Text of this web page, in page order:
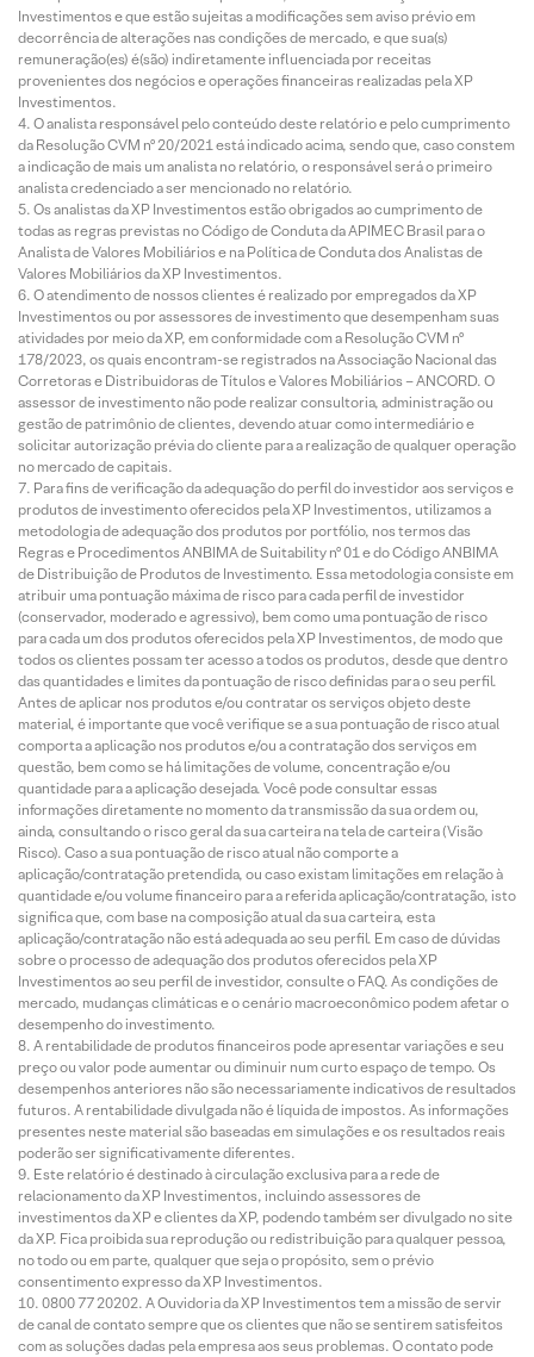
Investimentos e que estão sujeitas a modificações sem aviso prévio em
decorrência de alterações nas condições de mercado, e que sua(s)
remuneração(es) é(são) indiretamente influenciada por receitas
provenientes dos negócios e operações financeiras realizadas pela XP
Investimentos.
O analista responsável pelo conteúdo deste relatório e pelo cumprimento
da Resolução CVM nº 20/2021 está indicado acima, sendo que, caso constem
a indicação de mais um analista no relatório, o responsável será o primeiro
analista credenciado a ser mencionado no relatório.
Os analistas da XP Investimentos estão obrigados ao cumprimento de
todas as regras previstas no Código de Conduta da APIMEC Brasil para o
Analista de Valores Mobiliários e na Política de Conduta dos Analistas de
Valores Mobiliários da XP Investimentos.
O atendimento de nossos clientes é realizado por empregados da XP
Investimentos ou por assessores de investimento que desempenham suas
atividades por meio da XP, em conformidade com a Resolução CVM nº
178/2023, os quais encontram-se registrados na Associação Nacional das
Corretoras e Distribuidoras de Títulos e Valores Mobiliários – ANCORD. O
assessor de investimento não pode realizar consultoria, administração ou
gestão de patrimônio de clientes, devendo atuar como intermediário e
solicitar autorização prévia do cliente para a realização de qualquer operação
no mercado de capitais.
Para fins de verificação da adequação do perfil do investidor aos serviços e
produtos de investimento oferecidos pela XP Investimentos, utilizamos a
metodologia de adequação dos produtos por portfólio, nos termos das
Regras e Procedimentos ANBIMA de Suitability nº 01 e do Código ANBIMA
de Distribuição de Produtos de Investimento. Essa metodologia consiste em
atribuir uma pontuação máxima de risco para cada perfil de investidor
(conservador, moderado e agressivo), bem como uma pontuação de risco
para cada um dos produtos oferecidos pela XP Investimentos, de modo que
todos os clientes possam ter acesso a todos os produtos, desde que dentro
das quantidades e limites da pontuação de risco definidas para o seu perfil.
Antes de aplicar nos produtos e/ou contratar os serviços objeto deste
material, é importante que você verifique se a sua pontuação de risco atual
comporta a aplicação nos produtos e/ou a contratação dos serviços em
questão, bem como se há limitações de volume, concentração e/ou
quantidade para a aplicação desejada. Você pode consultar essas
informações diretamente no momento da transmissão da sua ordem ou,
ainda, consultando o risco geral da sua carteira na tela de carteira (Visão
Risco). Caso a sua pontuação de risco atual não comporte a
aplicação/contratação pretendida, ou caso existam limitações em relação à
quantidade e/ou volume financeiro para a referida aplicação/contratação, isto
significa que, com base na composição atual da sua carteira, esta
aplicação/contratação não está adequada ao seu perfil. Em caso de dúvidas
sobre o processo de adequação dos produtos oferecidos pela XP
Investimentos ao seu perfil de investidor, consulte o FAQ. As condições de
mercado, mudanças climáticas e o cenário macroeconômico podem afetar o
desempenho do investimento.
A rentabilidade de produtos financeiros pode apresentar variações e seu
preço ou valor pode aumentar ou diminuir num curto espaço de tempo. Os
desempenhos anteriores não são necessariamente indicativos de resultados
futuros. A rentabilidade divulgada não é líquida de impostos. As informações
presentes neste material são baseadas em simulações e os resultados reais
poderão ser significativamente diferentes.
Este relatório é destinado à circulação exclusiva para a rede de
relacionamento da XP Investimentos, incluindo assessores de
investimentos da XP e clientes da XP, podendo também ser divulgado no site
da XP. Fica proibida sua reprodução ou redistribuição para qualquer pessoa,
no todo ou em parte, qualquer que seja o propósito, sem o prévio
consentimento expresso da XP Investimentos.
0800 77 20202. A Ouvidoria da XP Investimentos tem a missão de servir
de canal de contato sempre que os clientes que não se sentirem satisfeitos
com as soluções dadas pela empresa aos seus problemas. O contato pode